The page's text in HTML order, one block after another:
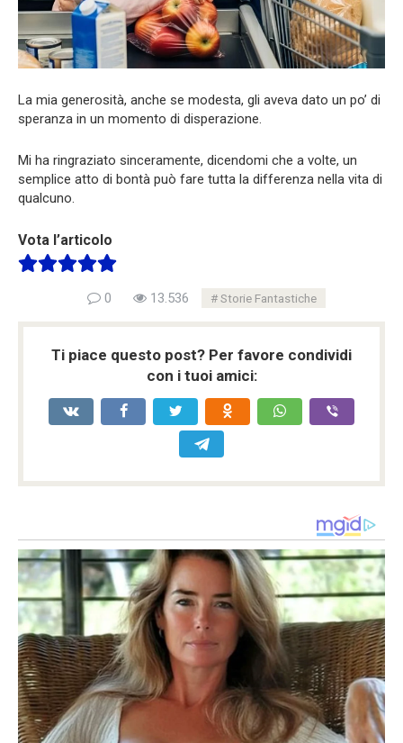
La mia generosità, anche se modesta, gli aveva dato un po’ di
speranza in un momento di disperazione.
Mi ha ringraziato sinceramente, dicendomi che a volte, un
semplice atto di bontà può fare tutta la differenza nella vita di
qualcuno.
Vota l’articolo
0 13.536 Storie Fantastiche
Ti piace questo post? Per favore condividi
con i tuoi amici: